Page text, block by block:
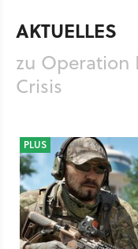
AKTUELLES
zu Operation
Crisis
PLUS